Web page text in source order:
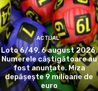
ACTUAL
Loto 6/49, 6 august 2026.
Numerele câștigătoare au
fost anunțate. Miza
depășește 9 milioane de
euro